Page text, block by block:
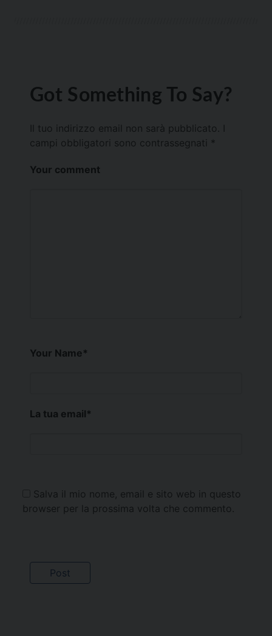
Got Something To Say?
Il tuo indirizzo email non sarà pubblicato.
campi obbligatori sono contrassegnati *
Your comment
Your Name*
La tua email*
Salva il mio nome, email e sito web in questo
browser per la prossima volta che commento.